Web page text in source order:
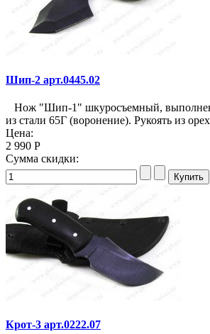
Шип-2 арт.0445.02
Нож "Шип-1" шкуросъемный, выполнен
из стали 65Г (воронение). Рукоять из
Цена:
2 990 Р
Сумма скидки:
Крот-3 арт.0222.07